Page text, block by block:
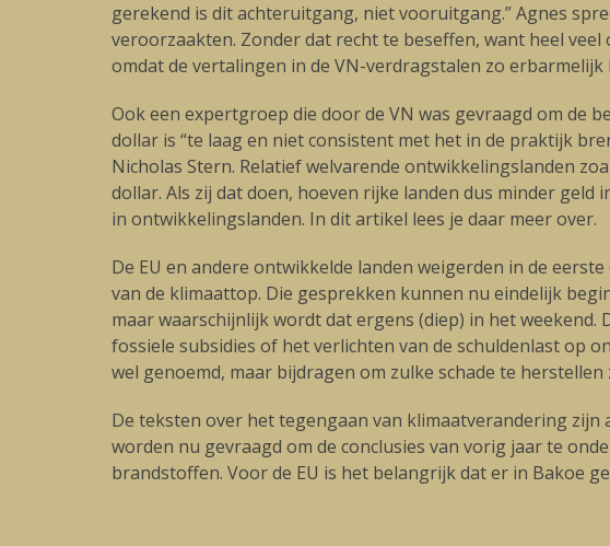
gerekend is dit achteruitgang, niet vooruitgang.” Agnes
veroorzaakten. Zonder dat recht te beseffen, want heel
omdat de vertalingen in de VN-verdragstalen zo
Ook een expertgroep die door de VN was gevraagd om de
dollar is “te laag en niet consistent met het in de praktijk
Nicholas Stern. Relatief welvarende ontwikkelingslanden
dollar. Als zij dat doen, hoeven rijke landen dus minder
in ontwikkelingslanden. In dit artikel lees je daar meer over.
De EU en andere ontwikkelde landen weigerden in de
van de klimaattop. Die gesprekken kunnen nu eindelijk
maar waarschijnlijk wordt dat ergens (diep) in het
fossiele subsidies of het verlichten van de schuldenlast op
wel genoemd, maar bijdragen om zulke schade te
De teksten over het tegengaan van klimaatverandering
worden nu gevraagd om de conclusies van vorig jaar te
brandstoffen. Voor de EU is het belangrijk dat er in Bakoe